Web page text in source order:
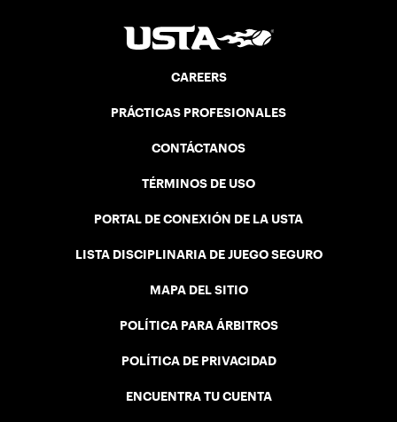
CAREERS
PRÁCTICAS PROFESIONALES
CONTÁCTANOS
TÉRMINOS DE USO
PORTAL DE CONEXIÓN DE LA USTA
LISTA DISCIPLINARIA DE JUEGO SEGURO
MAPA DEL SITIO
POLÍTICA PARA ÁRBITROS
POLÍTICA DE PRIVACIDAD
ENCUENTRA TU CUENTA